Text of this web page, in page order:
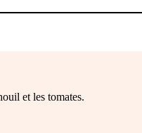
et les tomates.